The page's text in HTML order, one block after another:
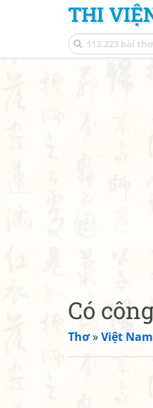
THI
Có
Thơ»Việt Nam